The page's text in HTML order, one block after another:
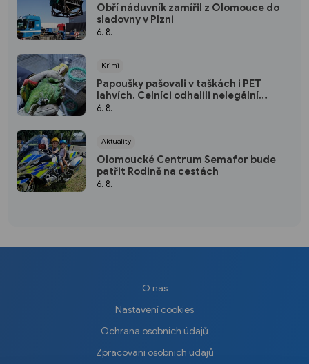
Obří náduvník zamířil z Olomouce do
sladovny v Plzni
6. 8.
Krimi
Papoušky pašovali v taškách i PET
lahvích. Celníci odhalili nelegální
obchod
6. 8.
Aktuality
Olomoucké Centrum Semafor bude
patřit Rodině na cestách
6. 8.
O nás
Nastavení cookies
Ochrana osobních údajů
Zpracování osobních údajů